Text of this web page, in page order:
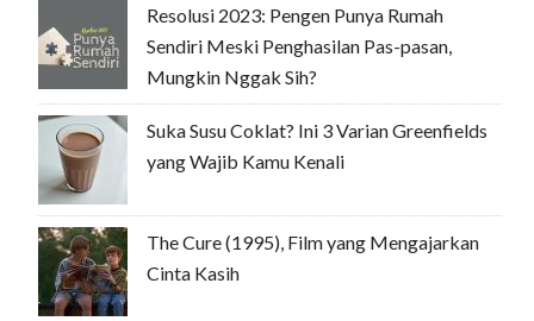
Resolusi 2023: Pengen Punya Rumah
Sendiri Meski Penghasilan Pas-pasan,
Mungkin Nggak Sih?
Suka Susu Coklat? Ini 3 Varian Greenfields
yang Wajib Kamu Kenali
The Cure (1995), Film yang Mengajarkan
Cinta Kasih